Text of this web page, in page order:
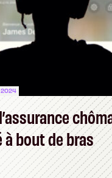
2024
à bout de bras